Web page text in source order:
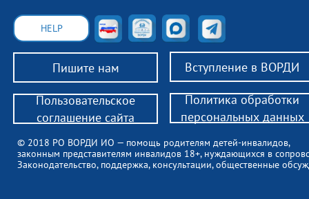
Пишите нам Вступление в ВОРДИ
© 2018 РО ВОРДИ ИО — помощь родителям детей-инвалидов,
законным представителям инвалидов 18+, нуждающихся в
Законодательство, поддержка, консультации, общественные
HELP
Пользовательское
соглашение сайта
Политика обработки
персональных данных